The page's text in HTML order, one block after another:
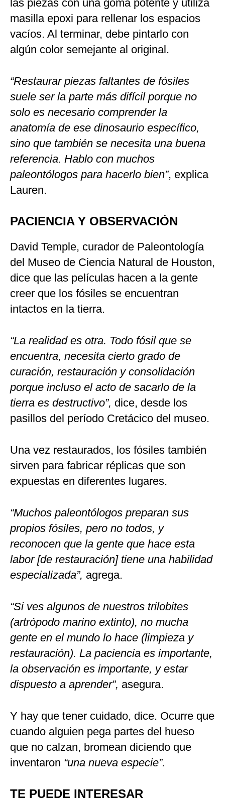
las piezas con una goma potente y utiliza
masilla epoxi para rellenar los espacios
vacíos. Al terminar, debe pintarlo con
algún color semejante al original.
“Restaurar piezas faltantes de fósiles
suele ser la parte más difícil porque no
solo es necesario comprender la
anatomía de ese dinosaurio específico,
sino que también se necesita una buena
referencia. Hablo con muchos
paleontólogos para hacerlo bien”, explica
Lauren.
PACIENCIA Y OBSERVACIÓN
David Temple, curador de Paleontología
del Museo de Ciencia Natural de Houston,
dice que las películas hacen a la gente
creer que los fósiles se encuentran
intactos en la tierra.
“La realidad es otra. Todo fósil que se
encuentra, necesita cierto grado de
curación, restauración y consolidación
porque incluso el acto de sacarlo de la
tierra es destructivo”, dice, desde los
pasillos del período Cretácico del museo.
Una vez restaurados, los fósiles también
sirven para fabricar réplicas que son
expuestas en diferentes lugares.
“Muchos paleontólogos preparan sus
propios fósiles, pero no todos, y
reconocen que la gente que hace esta
labor [de restauración] tiene una habilidad
especializada”, agrega.
“Si ves algunos de nuestros trilobites
(artrópodo marino extinto), no mucha
gente en el mundo lo hace (limpieza y
restauración). La paciencia es importante,
la observación es importante, y estar
dispuesto a aprender”, asegura.
Y hay que tener cuidado, dice. Ocurre que
cuando alguien pega partes del hueso
que no calzan, bromean diciendo que
inventaron “una nueva especie”.
TE PUEDE INTERESAR